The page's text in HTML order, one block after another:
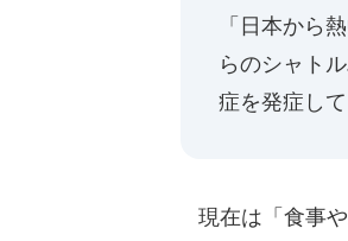
「日本から
らのシャト
症を発症し
現在は「食事